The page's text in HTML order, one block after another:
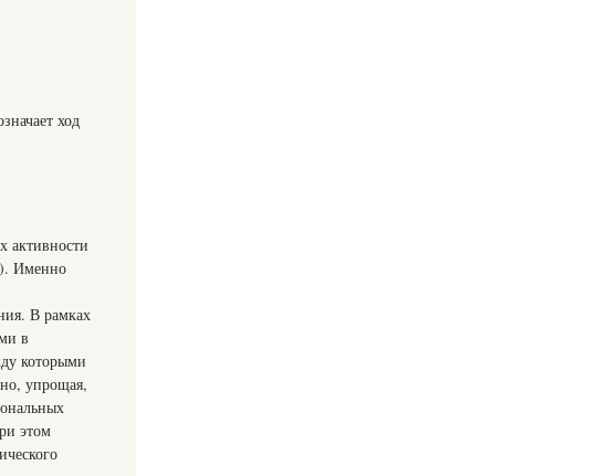
ход
активности
Именно
В рамках
в
которыми
упрощая,
этом